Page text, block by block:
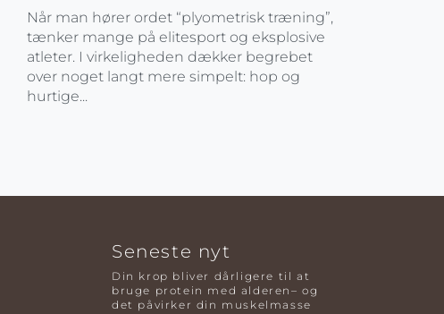
Når man hører ordet “plyometrisk træning”,
tænker mange på elitesport og eksplosive
atleter. I virkeligheden dækker begrebet
over noget langt mere simpelt: hop og
hurtige...
Seneste nyt
Din krop bliver dårligere til at
bruge protein med alderen– og
det påvirker din muskelmasse